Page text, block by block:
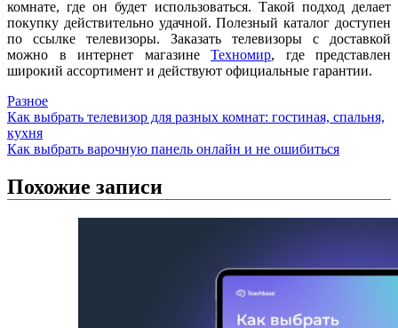
комнате, где он будет использоваться. Такой подход делает
покупку действительно удачной. Полезный каталог доступен
по ссылке телевизоры. Заказать телевизоры с доставкой
можно в интернет магазине Техномир, где представлен
широкий ассортимент и действуют официальные гарантии.
Разное
Навигация
по
Как выбрать телевизор для разных комнат: гостиная, спальня,
кухня
Как выбрать варочную панель онлайн и не ошибиться
Похожие записи